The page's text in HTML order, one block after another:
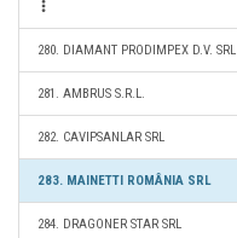
280. DIAMANT PRODIMPEX D.V. SRL
281. AMBRUS S.R.L.
282. CAVIPSANLAR SRL
283. MAINETTI ROMÂNIA SRL
284. DRAGONER STAR SRL